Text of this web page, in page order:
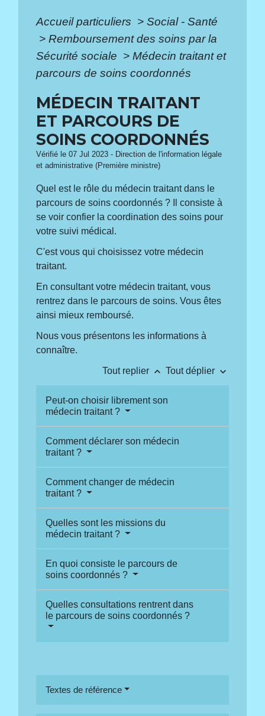
Accueil particuliers > Social - Santé
> Remboursement des soins par la
Sécurité sociale > Médecin traitant et
parcours de soins coordonnés
MÉDECIN TRAITANT
ET PARCOURS DE
SOINS COORDONNÉS
Vérifié le 07 Jul 2023 - Direction de l'information légale
et administrative (Première ministre)
Quel est le rôle du médecin traitant dans le
parcours de soins coordonnés ? Il consiste à
se voir confier la coordination des soins pour
votre suivi médical.
C'est vous qui choisissez votre médecin
traitant.
En consultant votre médecin traitant, vous
rentrez dans le parcours de soins. Vous êtes
ainsi mieux remboursé.
Nous vous présentons les informations à
connaître.
Tout replier keyboard_arrow_up Tout déplier keyboard_arrow_down
Peut-on choisir librement son
médecin traitant ?
Comment déclarer son médecin
traitant ?
Comment changer de médecin
traitant ?
Quelles sont les missions du
médecin traitant ?
En quoi consiste le parcours de
soins coordonnés ?
Quelles consultations rentrent dans
le parcours de soins coordonnés ?
Textes de référence